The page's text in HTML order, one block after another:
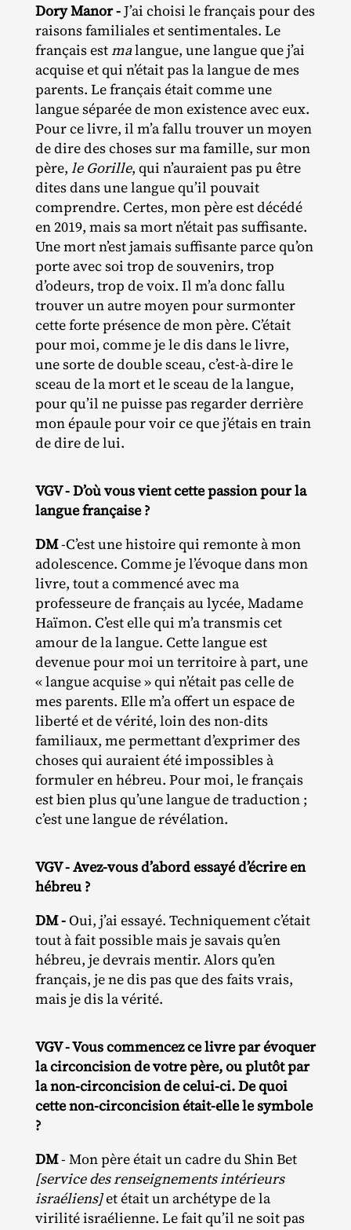
Dory Manor -J’ai choisi le français pour des
raisons familiales et sentimentales. Le
français estmalangue, une langue que j’ai
acquise et qui n’était pas la langue de mes
parents. Le français était comme une
langue séparée de mon existence avec eux.
Pour ce livre, il m’a fallu trouver un moyen
de dire des choses sur ma famille, sur mon
père, le Gorille, qui n’auraient pas pu être
dites dans une langue qu’il pouvait
comprendre. Certes, mon père est décédé
en 2019, mais sa mort n’était pas suffisante.
Une mort n’est jamais suffisante parce qu’on
porte avec soi trop de souvenirs, trop
d’odeurs, trop de voix. Il m’a donc fallu
trouver un autre moyen pour surmonter
cette forte présence de mon père. C’était
pour moi, comme je le dis dans le livre,
une sorte de double sceau, c’est‐​à‐​dire le
sceau de la mort et le sceau de la langue,
pour qu’il ne puisse pas regarder derrière
mon épaule pour voir ce que j’étais en train
de dire de lui.
VGV - D’où vous vient cette passion pour la
langue française ?
DM-​C’est une histoire qui remonte à mon
adolescence. Comme je l’évoque dans mon
livre, tout a commencé avec ma
professeure de français au lycée, Madame
Haïmon. C’est elle qui m’a transmis cet
amour de la langue. Cette langue est
devenue pour moi un territoire à part, une
« langue acquise » qui n’était pas celle de
mes parents. Elle m’a offert un espace de
liberté et de vérité, loin des non‐​dits
familiaux, me permettant d’exprimer des
choses qui auraient été impossibles à
formuler en hébreu. Pour moi, le français
est bien plus qu’une langue de traduction ;
c’est une langue de révélation.
VGV - Avez-vous d’abord essayé d’écrire en
hébreu ?
DM -Oui, j’ai essayé. Techniquement c’était
tout à fait possible mais je savais qu’en
hébreu, je devrais mentir. Alors qu’en
français, je ne dis pas que des faits vrais,
mais je dis la vérité.
VGV - Vous commencez ce livre par évoquer
la circoncision de votre père, ou plutôt par
la non-circoncision de celui-ci. De quoi
cette non-circoncision était-elle le symbole
?
DM- Mon père était un cadre du Shin Bet
[service des renseignements intérieurs
israéliens]et était un archétype de la
virilité israélienne. Le fait qu’il ne soit pas